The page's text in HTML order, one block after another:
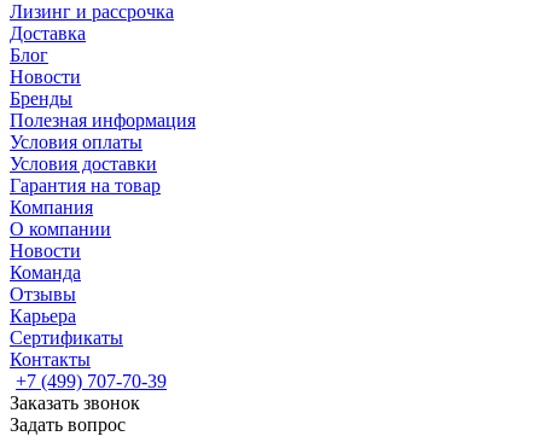
Лизинг и рассрочка
Доставка
Блог
Новости
Бренды
Полезная информация
Условия оплаты
Условия доставки
Гарантия на товар
Компания
О компании
Новости
Команда
Отзывы
Карьера
Сертификаты
Контакты
+7 (499) 707-70-39
Заказать звонок
Задать вопрос